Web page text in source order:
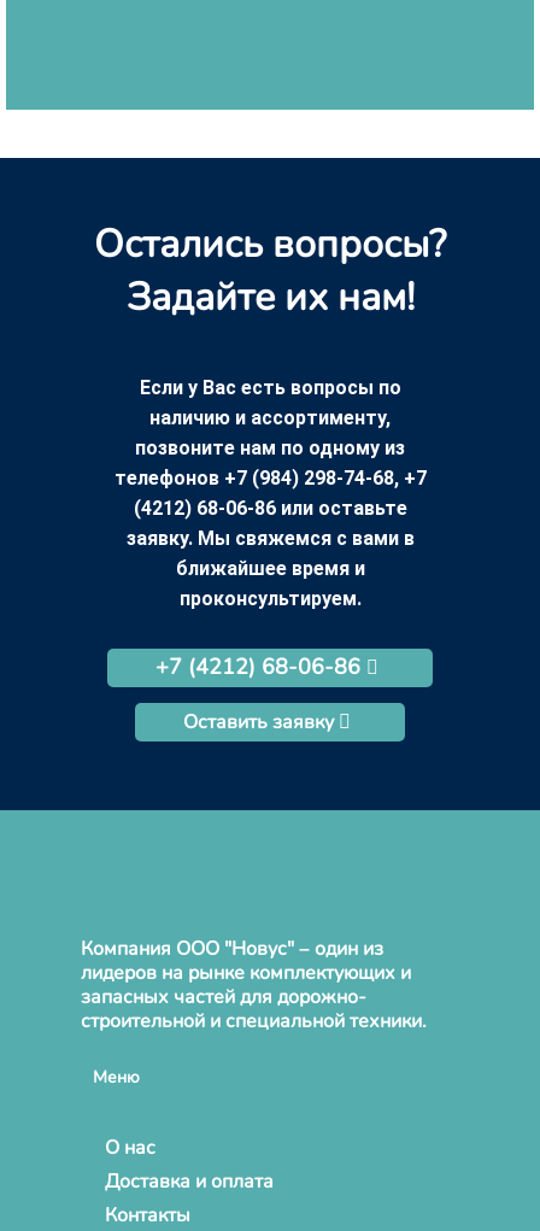
Остались вопросы?
Задайте их нам!
Если у Вас есть вопросы по
наличию и ассортименту,
позвоните нам по одному из
телефонов +7 (984) 298-74-68, +7
(4212) 68-06-86 или оставьте
заявку. Мы свяжемся с вами в
ближайшее время и
проконсультируем.
+7 (4212) 68-06-86
Оставить заявку
Компания ООО "Новус" – один из
лидеров на рынке комплектующих и
запасных частей для дорожно-
строительной и специальной техники.
Меню
О нас
Доставка и оплата
Контакты